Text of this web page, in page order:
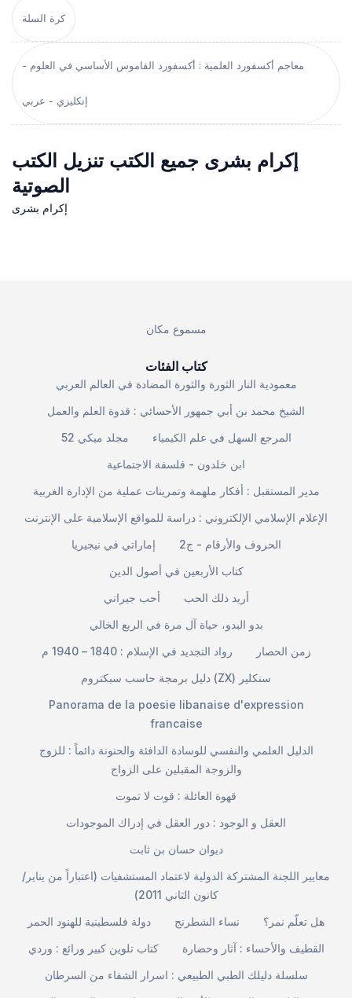
كرة السلة
معاجم أكسفورد العلمية : أكسفورد القاموس الأساسي في العلوم -
إنكليزي - عربي
إكرام بشرى جميع الكتب تنزيل الكتب
الصوتية
إكرام بشرى
مسموع مكان
كتاب الفئات
معمودية النار الثورة والثورة المضادة في العالم العربي
الشيخ محمد بن أبي جمهور الأحسائي : قدوة العلم والعمل
مجلد ميكي 52
المرجع السهل في علم الكيمياء
ابن خلدون - فلسفة الاجتماعية
مدير المستقبل : أفكار ملهمة وتمرينات عملية من الإدارة الغربية
الإعلام الإسلامي الإلكتروني : دراسة للمواقع الإسلامية على الإنترنت
إماراتي في نيجيريا
الحروف والأرقام - ج2
كتاب الأربعين في أصول الدين
أحب جيراني
أريد ذلك الحب
بدو البدو، حياة آل مرة في الربع الخالي
رواد التجديد في الإسلام : 1840 – 1940 م
زمن الحصار
دليل برمجة حاسب سبكتروم (ZX) سنكلير
Panorama de la poesie libanaise d'expression
francaise
الدليل العلمي والنفسي للوسادة الدافئة والحنونة دائماً : للزوج
والزوجة المقبلين على الزواج
قهوة العائلة : قوت لا تموت
العقل و الوجود : دور العقل في إدراك الموجودات
ديوان حسان بن ثابت
معايير اللجنة المشتركة الدولية لاعتماد المستشفيات (اعتباراً من يناير/
كانون الثاني 2011)
دولة فلسطينية للهنود الحمر
نساء الشطرنج
هل تعلّم نمر؟
كتاب تلوين كبير ورائع : وردي
القطيف والأحساء : آثار وحضارة
سلسلة دليلك الطبي الطبيعي : اسرار الشفاء من السرطان